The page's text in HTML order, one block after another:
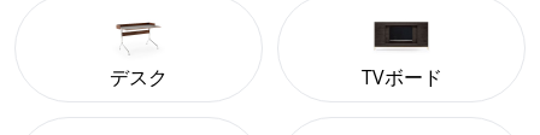
デスク TVボード